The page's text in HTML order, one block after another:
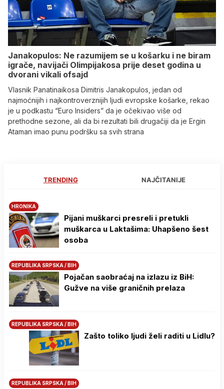
Janakopulos: Ne razumijem se u košarku i ne biram
igrače, navijači Olimpijakosa prije deset godina u
dvorani vikali ofsajd
Vlasnik Panatinaikosa Dimitris Janakopulos, jedan od
najmoćnijih i najkontroverznijih ljudi evropske košarke, rekao
je u podkastu “Euro Insiders” da je očekivao više od
prethodne sezone, ali da bi rezultati bili drugačiji da je Ergin
Ataman imao punu podršku sa svih strana
TRENDING NAJČITANIJE
HRONIKA
Pijani muškarci presreli i pretukli
muškarca u Laktašima: Uhapšeno šest
osoba
REPUBLIKA SRPSKA / BIH
Pojačan saobraćaj na izlazu iz BiH:
Gužve na više graničnih prelaza
REPUBLIKA SRPSKA / BIH
Zašto toliko ljudi želi raditi u Lidlu?
REPUBLIKA SRPSKA / BIH